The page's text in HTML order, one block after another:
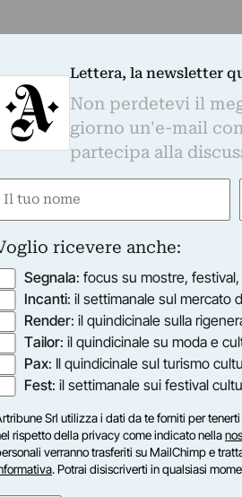
Lettera, la newsletter
Non perdetevi il
giorno un'e-mail
partecipa alla
Nome
ricevere anche:
Segnala: focus su mostre,
Incanti: il settimanale sul mercato
Render: il quindicinale sulla
Tailor: il quindicinale su moda e
Pax: Il quindicinale sul turismo
Fest: il settimanale sui festival
Srl utilizza i dati da te forniti per
rispetto della privacy come indicato nella
verranno trasferiti su MailChimp e
. Potrai disiscriverti in qualsiasi